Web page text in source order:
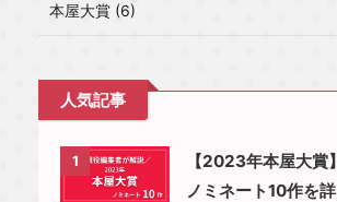
本屋大賞 (6)
人気記事
1
【2023年本屋大賞】
ノミネート10作を詳